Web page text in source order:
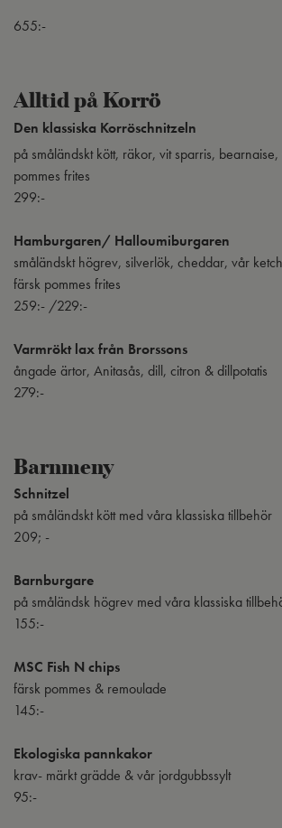
655:-
Alltid på Korrö
Den klassiska Korröschnitzeln
på småländskt kött, räkor, vit sparris,
pommes frites
299:-
Hamburgaren/ Halloumiburgaren
småländskt högrev, silverlök, cheddar, vår
färsk pommes frites
259:- /229:-
Varmrökt lax från Brorssons
ångade ärtor, Anitasås, dill, citron & dillpotatis
279:-
Barnmeny
Schnitzel
på småländskt kött med våra klassiska tillbehör
209; -
Barnburgare
på småländsk högrev med våra klassiska
155:-
MSC Fish N chips
färsk pommes & remoulade
145:-
Ekologiska pannkakor
krav- märkt grädde & vår jordgubbssylt
95:-